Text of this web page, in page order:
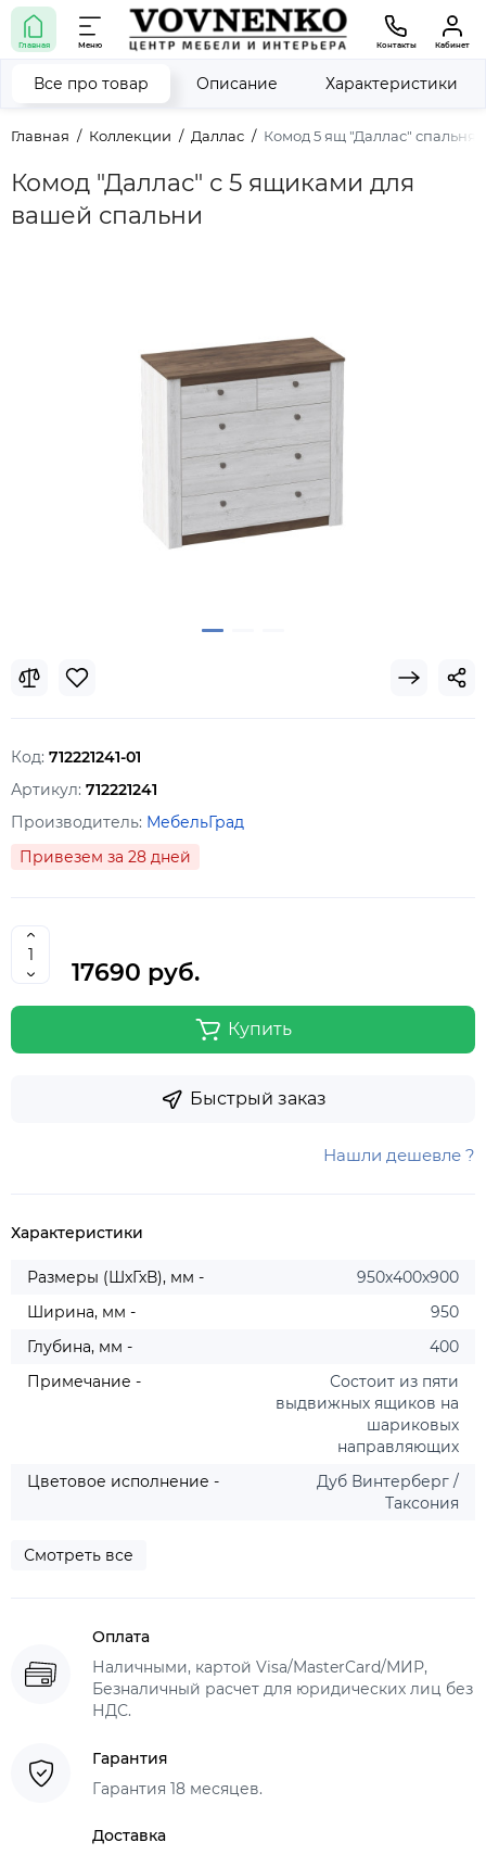
Главная Меню Контакты Кабинет
Главная Коллекции Даллас Комод 5 ящ "Даллас" спальня
Комод "Даллас" с 5 ящиками для
вашей спальни
Все про товар Описание Характеристики
Код: 712221241-01
Артикул: 712221241
Производитель: МебельГрад
Привезем за 28 дней
17690 руб.
Купить
Быстрый заказ
Нашли дешевле ?
Характеристики
Размеры (ШхГхВ), мм -
950х400х900
Ширина, мм -
950
Глубина, мм -
400
Примечание -
Состоит из пяти
выдвижных ящиков на
шариковых
направляющих
Цветовое исполнение -
Дуб Винтерберг /
Таксония
Смотреть все
Оплата
Наличными, картой Visa/MasterCard/МИР,
Безналичный расчет для юридических лиц без
НДС.
Гарантия
Гарантия 18 месяцев.
Доставка